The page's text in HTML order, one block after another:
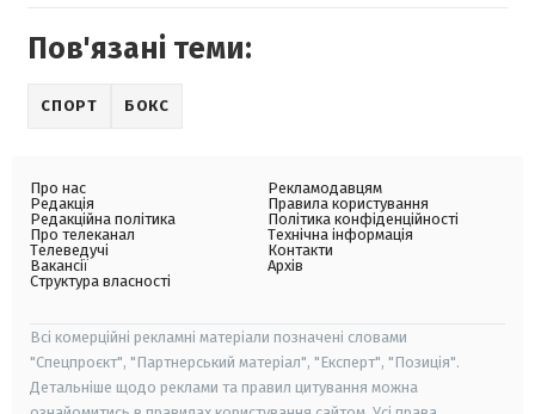
Пов'язані теми:
СПОРТ БОКС
Про нас
Редакція
Редакційна політика
Про телеканал
Телеведучі
Вакансії
Структура власності
Рекламодавцям
Правила користування
Політика конфіденційності
Технічна інформація
Контакти
Архів
Всі комерційні рекламні матеріали позначені словами
"Спецпроєкт", "Партнерський матеріал", "Експерт", "Позиція".
Детальніше щодо реклами та правил цитування можна